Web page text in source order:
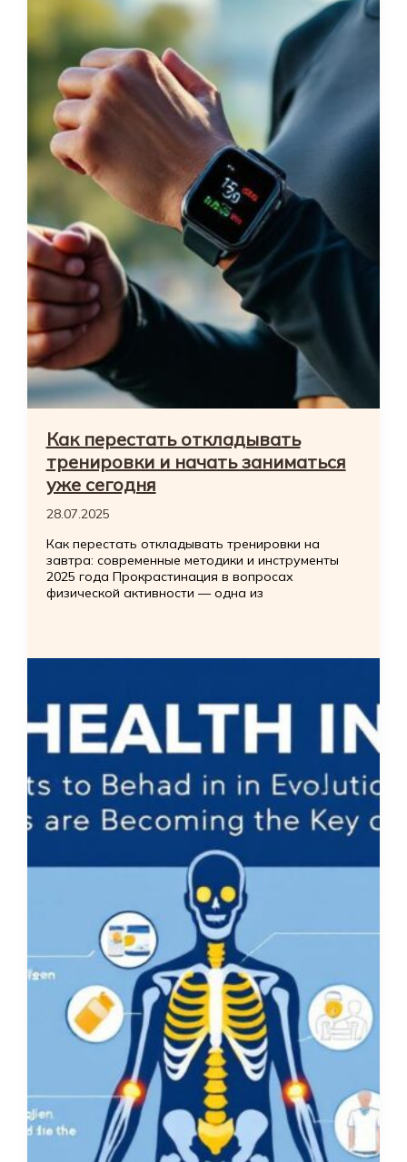
Как перестать откладывать
тренировки и начать заниматься
уже сегодня
28.07.2025
Как перестать откладывать тренировки на
завтра: современные методики и инструменты
2025 года Прокрастинация в вопросах
физической активности — одна из